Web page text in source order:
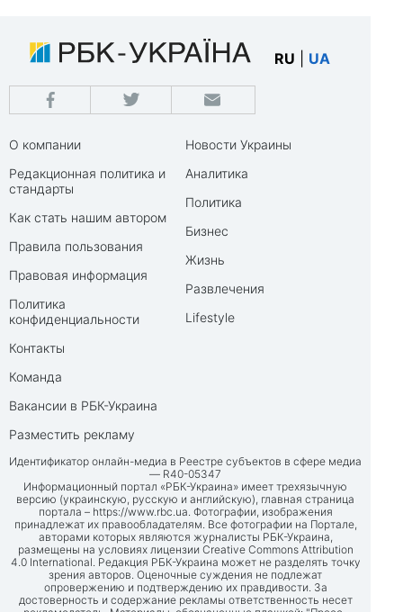
RU UA
О компании
Редакционная политика и
стандарты
Как стать нашим автором
Правила пользования
Правовая информация
Политика
конфиденциальности
Контакты
Команда
Вакансии в РБК-Украина
Разместить рекламу
Новости Украины
Аналитика
Политика
Бизнес
Жизнь
Развлечения
Lifestyle
Идентификатор онлайн-медиа в Реестре субъектов в сфере медиа
— R40-05347
Информационный портал «РБК-Украина» имеет трехязычную
версию (украинскую, русскую и английскую), главная страница
портала – https://www.rbc.ua. Фотографии, изображения
принадлежат их правообладателям. Все фотографии на Портале,
авторами которых являются журналисты РБК-Украина,
размещены на условиях лицензии Creative Commons Attribution
4.0 International. Редакция РБК-Украина может не разделять точку
зрения авторов. Оценочные суждения не подлежат
опровержению и подтверждению их правдивости. За
достоверность и содержание рекламы ответственность несет